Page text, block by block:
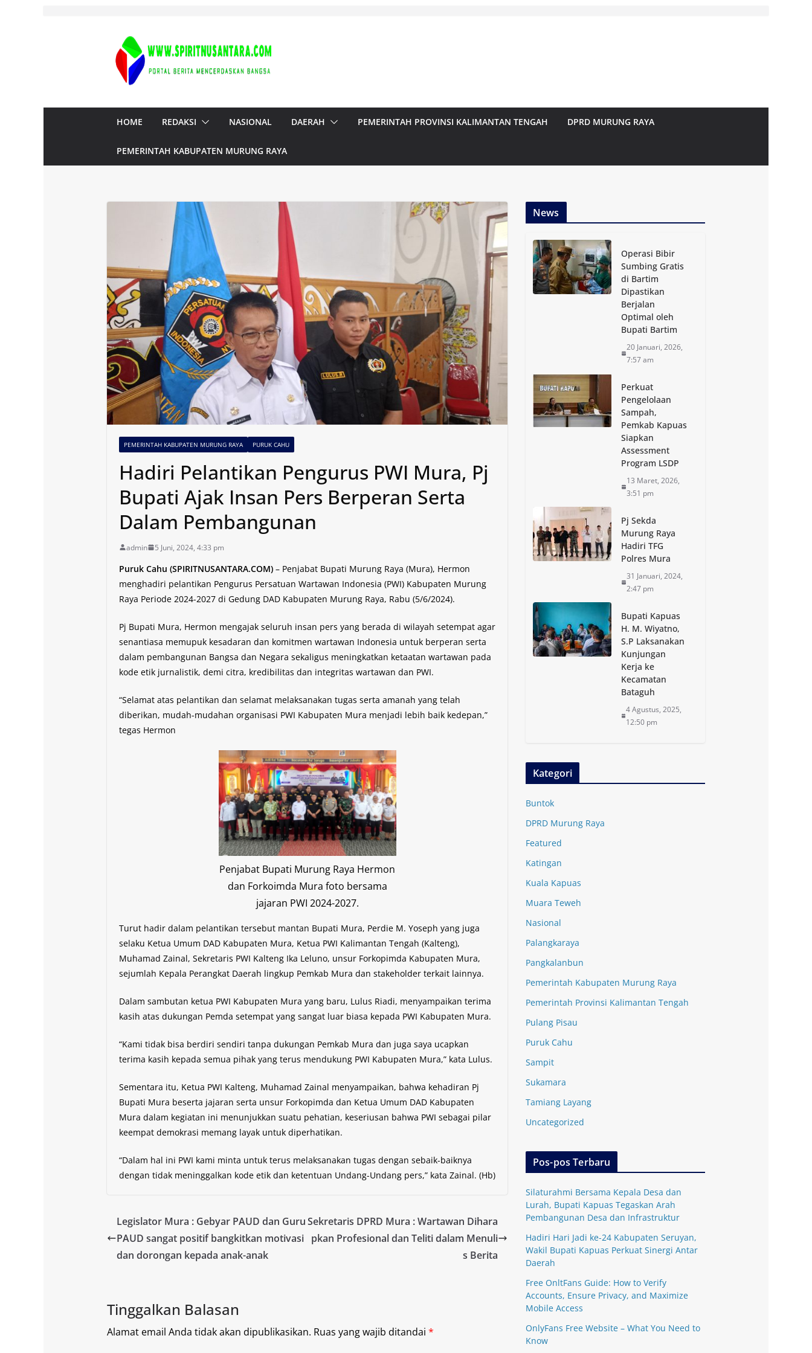
HOME REDAKSI NASIONAL DAERAH PEMERINTAH PROVINSI KALIMANTAN TENGAH DPRD MURUNG RAYA
PEMERINTAH KABUPATEN MURUNG RAYA
PEMERINTAH KABUPATEN MURUNG RAYA PURUK CAHU
Hadiri Pelantikan Pengurus PWI Mura, Pj
Bupati Ajak Insan Pers Berperan Serta
Dalam Pembangunan
admin 5 Juni, 2024, 4:33 pm
Puruk Cahu (SPIRITNUSANTARA.COM) – Penjabat Bupati Murung Raya (Mura), Hermon
menghadiri pelantikan Pengurus Persatuan Wartawan Indonesia (PWI) Kabupaten Murung
Raya Periode 2024-2027 di Gedung DAD Kabupaten Murung Raya, Rabu (5/6/2024).
Pj Bupati Mura, Hermon mengajak seluruh insan pers yang berada di wilayah setempat agar
senantiasa memupuk kesadaran dan komitmen wartawan Indonesia untuk berperan serta
dalam pembangunan Bangsa dan Negara sekaligus meningkatkan ketaatan wartawan pada
kode etik jurnalistik, demi citra, kredibilitas dan integritas wartawan dan PWI.
“Selamat atas pelantikan dan selamat melaksanakan tugas serta amanah yang telah
diberikan, mudah-mudahan organisasi PWI Kabupaten Mura menjadi lebih baik kedepan,”
tegas Hermon
Penjabat Bupati Murung Raya Hermon
dan Forkoimda Mura foto bersama
jajaran PWI 2024-2027.
Turut hadir dalam pelantikan tersebut mantan Bupati Mura, Perdie M. Yoseph yang juga
selaku Ketua Umum DAD Kabupaten Mura, Ketua PWI Kalimantan Tengah (Kalteng),
Muhamad Zainal, Sekretaris PWI Kalteng Ika Leluno, unsur Forkopimda Kabupaten Mura,
sejumlah Kepala Perangkat Daerah lingkup Pemkab Mura dan stakeholder terkait lainnya.
Dalam sambutan ketua PWI Kabupaten Mura yang baru, Lulus Riadi, menyampaikan terima
kasih atas dukungan Pemda setempat yang sangat luar biasa kepada PWI Kabupaten Mura.
“Kami tidak bisa berdiri sendiri tanpa dukungan Pemkab Mura dan juga saya ucapkan
terima kasih kepada semua pihak yang terus mendukung PWI Kabupaten Mura,” kata Lulus.
Sementara itu, Ketua PWI Kalteng, Muhamad Zainal menyampaikan, bahwa kehadiran Pj
Bupati Mura beserta jajaran serta unsur Forkopimda dan Ketua Umum DAD Kabupaten
Mura dalam kegiatan ini menunjukkan suatu pehatian, keseriusan bahwa PWI sebagai pilar
keempat demokrasi memang layak untuk diperhatikan.
“Dalam hal ini PWI kami minta untuk terus melaksanakan tugas dengan sebaik-baiknya
dengan tidak meninggalkan kode etik dan ketentuan Undang-Undang pers,” kata Zainal. (Hb)
Legislator Mura : Gebyar PAUD dan Guru
PAUD sangat positif bangkitkan motivasi
dan dorongan kepada anak-anak
Sekretaris DPRD Mura : Wartawan Dihara
pkan Profesional dan Teliti dalam Menuli
s Berita
Tinggalkan Balasan
Alamat email Anda tidak akan dipublikasikan. Ruas yang wajib ditandai *
News
Operasi Bibir
Sumbing Gratis
di Bartim
Dipastikan
Berjalan
Optimal oleh
Bupati Bartim
20 Januari, 2026,
7:57 am
Perkuat
Pengelolaan
Sampah,
Pemkab Kapuas
Siapkan
Assessment
Program LSDP
13 Maret, 2026,
3:51 pm
Pj Sekda
Murung Raya
Hadiri TFG
Polres Mura
31 Januari, 2024,
2:47 pm
Bupati Kapuas
H. M. Wiyatno,
S.P Laksanakan
Kunjungan
Kerja ke
Kecamatan
Bataguh
4 Agustus, 2025,
12:50 pm
Kategori
Buntok
DPRD Murung Raya
Featured
Katingan
Kuala Kapuas
Muara Teweh
Nasional
Palangkaraya
Pangkalanbun
Pemerintah Kabupaten Murung Raya
Pemerintah Provinsi Kalimantan Tengah
Pulang Pisau
Puruk Cahu
Sampit
Sukamara
Tamiang Layang
Uncategorized
Pos-pos Terbaru
Silaturahmi Bersama Kepala Desa dan
Lurah, Bupati Kapuas Tegaskan Arah
Pembangunan Desa dan Infrastruktur
Hadiri Hari Jadi ke-24 Kabupaten Seruyan,
Wakil Bupati Kapuas Perkuat Sinergi Antar
Daerah
Free OnltFans Guide: How to Verify
Accounts, Ensure Privacy, and Maximize
Mobile Access
OnlyFans Free Website – What You Need to
Know